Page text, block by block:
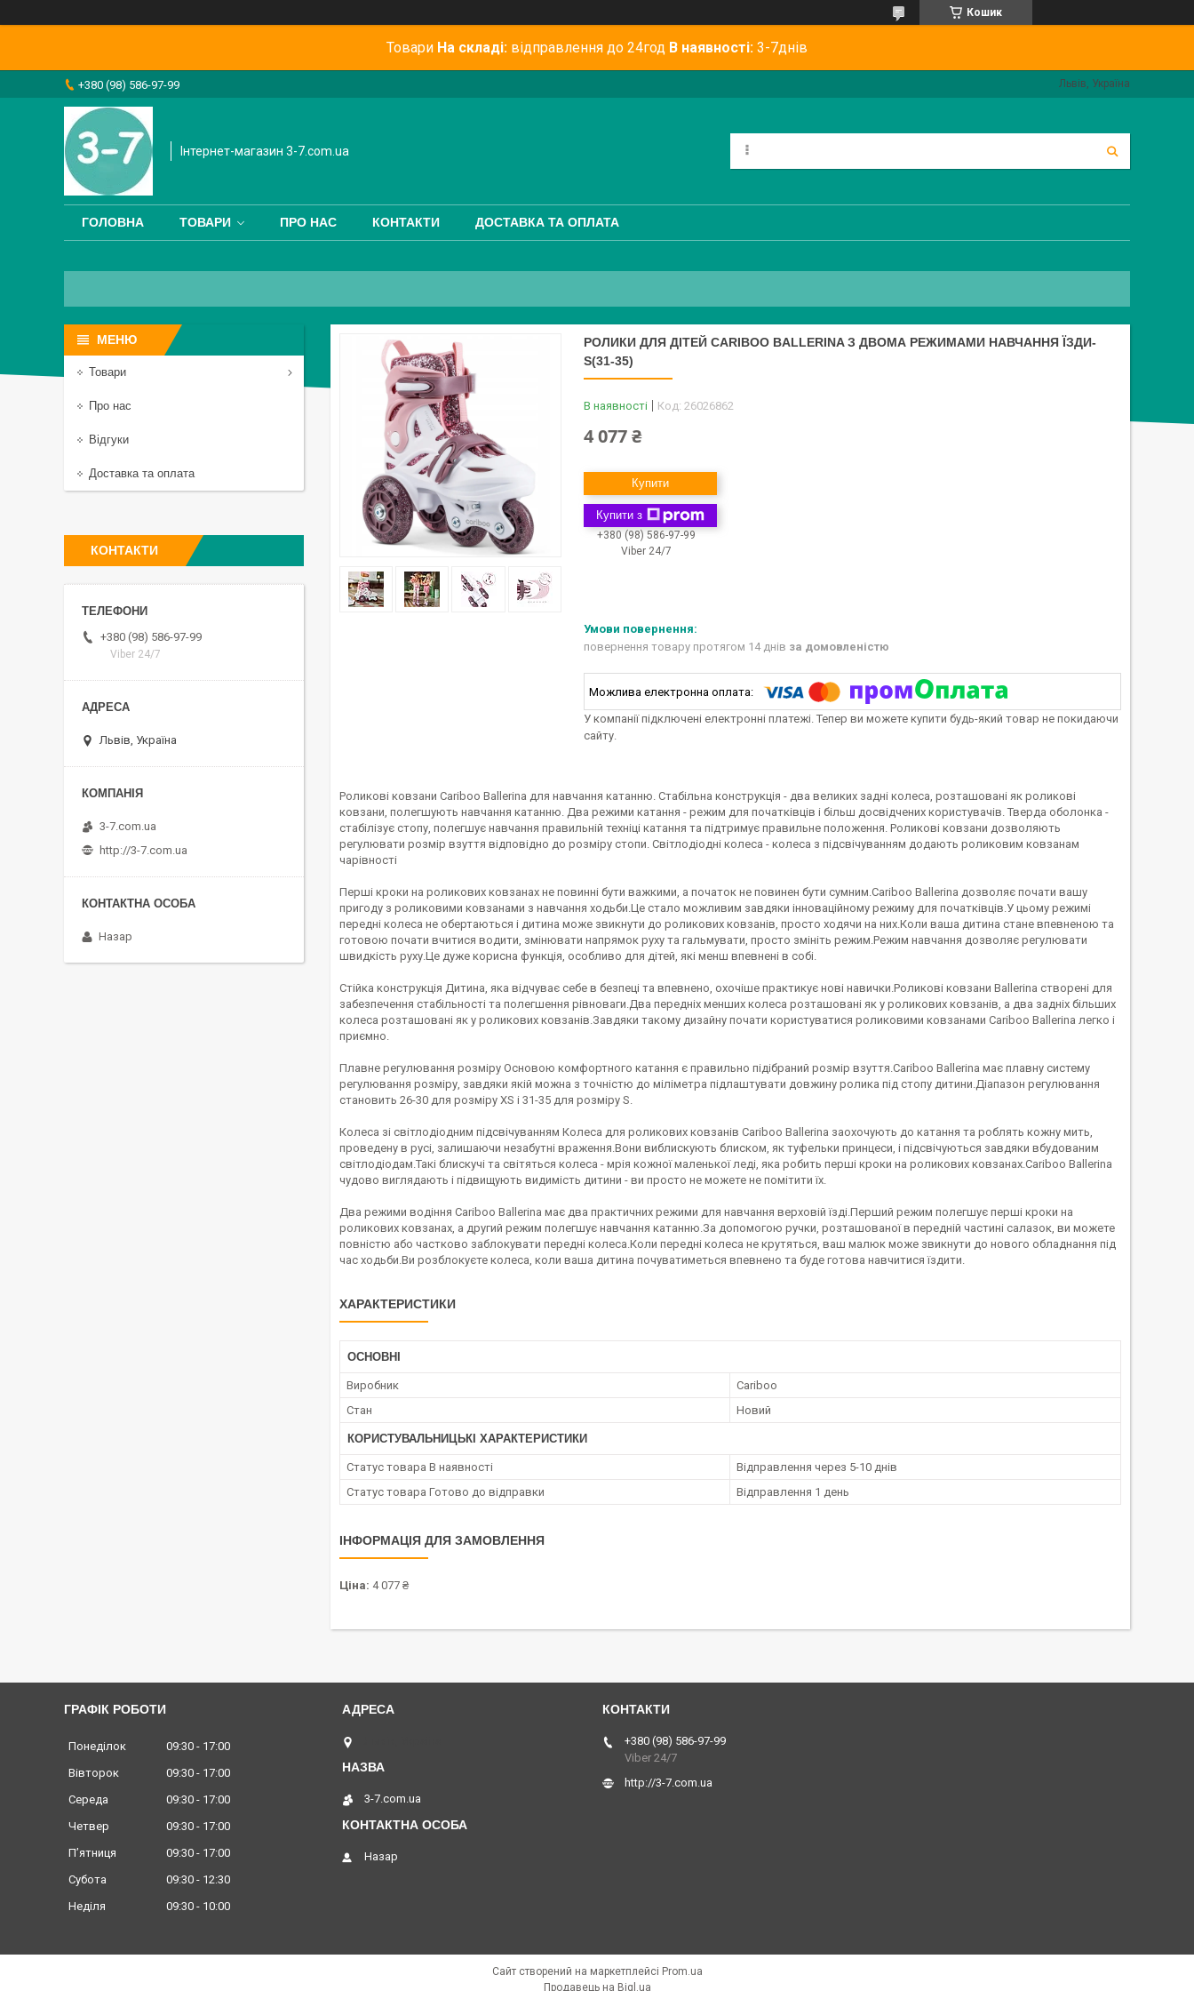
Кошик
Товари На складі: відправлення до 24год В наявності: 3-7днів
+380 (98) 586-97-99 Львів, Україна
Інтернет-магазин 3-7.com.ua
ГОЛОВНА ТОВАРИ ПРО НАС КОНТАКТИ ДОСТАВКА ТА ОПЛАТА
РОЛИКИ ДЛЯ ДІТЕЙ CARIBOO BALLERINA З ДВОМА РЕЖИМАМИ НАВЧАННЯ ЇЗДИ-
S(31-35)
В наявності Код: 26026862
4 077 ₴
Купити
Купити з
+380 (98) 586-97-99
Viber 24/7
повернення товару протягом 14 днів за домовленістю
У компанії підключені електронні платежі. Тепер ви можете купити будь-який товар не покидаючи
сайту.
Роликові ковзани Cariboo Ballerina для навчання катанню. Стабільна конструкція - два великих задні колеса, розташовані як роликові
ковзани, полегшують навчання катанню. Два режими катання - режим для початківців і більш досвідчених користувачів. Тверда оболонка -
стабілізує стопу, полегшує навчання правильній техніці катання та підтримує правильне положення. Роликові ковзани дозволяють
регулювати розмір взуття відповідно до розміру стопи. Світлодіодні колеса - колеса з підсвічуванням додають роликовим ковзанам
чарівності
Перші кроки на роликових ковзанах не повинні бути важкими, а початок не повинен бути сумним.Cariboo Ballerina дозволяє почати вашу
пригоду з роликовими ковзанами з навчання ходьби.Це стало можливим завдяки інноваційному режиму для початківців.У цьому режимі
передні колеса не обертаються і дитина може звикнути до роликових ковзанів, просто ходячи на них.Коли ваша дитина стане впевненою та
готовою почати вчитися водити, змінювати напрямок руху та гальмувати, просто змініть режим.Режим навчання дозволяє регулювати
швидкість руху.Це дуже корисна функція, особливо для дітей, які менш впевнені в собі.
Стійка конструкція Дитина, яка відчуває себе в безпеці та впевнено, охочіше практикує нові навички.Роликові ковзани Ballerina створені для
забезпечення стабільності та полегшення рівноваги.Два передніх менших колеса розташовані як у роликових ковзанів, а два задніх більших
колеса розташовані як у роликових ковзанів.Завдяки такому дизайну почати користуватися роликовими ковзанами Cariboo Ballerina легко і
приємно.
Плавне регулювання розміру Основою комфортного катання є правильно підібраний розмір взуття.Cariboo Ballerina має плавну систему
регулювання розміру, завдяки якій можна з точністю до міліметра підлаштувати довжину ролика під стопу дитини.Діапазон регулювання
становить 26-30 для розміру XS і 31-35 для розміру S.
Колеса зі світлодіодним підсвічуванням Колеса для роликових ковзанів Cariboo Ballerina заохочують до катання та роблять кожну мить,
проведену в русі, залишаючи незабутні враження.Вони виблискують блиском, як туфельки принцеси, і підсвічуються завдяки вбудованим
світлодіодам.Такі блискучі та світяться колеса - мрія кожної маленької леді, яка робить перші кроки на роликових ковзанах.Cariboo Ballerina
чудово виглядають і підвищують видимість дитини - ви просто не можете не помітити їх.
Два режими водіння Cariboo Ballerina має два практичних режими для навчання верховій їзді.Перший режим полегшує перші кроки на
роликових ковзанах, а другий режим полегшує навчання катанню.За допомогою ручки, розташованої в передній частині салазок, ви можете
повністю або частково заблокувати передні колеса.Коли передні колеса не крутяться, ваш малюк може звикнути до нового обладнання під
час ходьби.Ви розблокуєте колеса, коли ваша дитина почуватиметься впевнено та буде готова навчитися їздити.
ХАРАКТЕРИСТИКИ
ОСНОВНІ
Виробник
Cariboo
Стан
Новий
КОРИСТУВАЛЬНИЦЬКІ ХАРАКТЕРИСТИКИ
Статус товара В наявності
Відправлення через 5-10 днів
Статус товара Готово до відправки
Відправлення 1 день
ІНФОРМАЦІЯ ДЛЯ ЗАМОВЛЕННЯ
Ціна: 4 077 ₴
Товари
Про нас
Відгуки
Доставка та оплата
КОНТАКТИ
+380 (98) 586-97-99
Viber 24/7
Львів, Україна
3-7.com.ua
http://3-7.com.ua
Назар
ГРАФІК РОБОТИ
Понеділок 09:30
17:00
Вівторок
09:30
17:00
Середа
09:30
17:00
Четвер
09:30
17:00
Пʼятниця
09:30
17:00
Субота
09:30
12:30
Неділя
09:30 10:00
3-7.com.ua
Назар
+380 (98) 586-97-99
Viber 24/7
http://3-7.com.ua
Сайт створений на маркетплейсі Prom.ua
Продавець на Bigl.ua